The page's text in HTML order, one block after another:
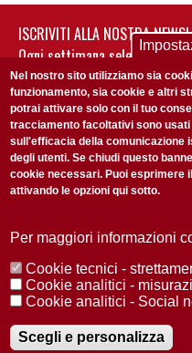
ISCRIVITI ALLA NOSTRA
Ogni settimana
non perderti gli
Accetto laPrivacy Policy
Redazione Copyright
© 2025 Università di Padova
Registrazione presso il Tribunale
2012
Nel nostro sito utilizziamo sia
funzionamento, sia cookie e altri
potrai attivare solo con il tuo
tracciamento facoltativi sono
sull'efficacia della comunicazione
degli utenti. Se chiudi questo
cookie necessari. Puoi esprimere
attivando le opzioni qui sotto.
Per maggiori informazioni
Cookie tecnici -
Cookie analitici -
Cookie analitici - Social
Scegli e personalizza